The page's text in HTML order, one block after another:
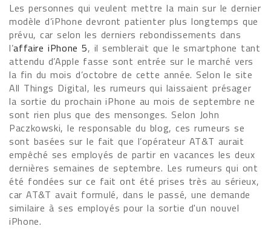
Les personnes qui veulent mettre la main sur le dernier
modèle d’iPhone devront patienter plus longtemps que
prévu, car selon les derniers rebondissements dans
l’affaire iPhone 5, il semblerait que le smartphone tant
attendu d’Apple fasse sont entrée sur le marché vers
la fin du mois d’octobre de cette année. Selon le site
All Things Digital, les rumeurs qui laissaient présager
la sortie du prochain iPhone au mois de septembre ne
sont rien plus que des mensonges. Selon John
Paczkowski, le responsable du blog, ces rumeurs se
sont basées sur le fait que l’opérateur AT&T aurait
empêché ses employés de partir en vacances les deux
dernières semaines de septembre. Les rumeurs qui ont
été fondées sur ce fait ont été prises très au sérieux,
car AT&T avait formulé, dans le passé, une demande
similaire à ses employés pour la sortie d'un nouvel
iPhone.